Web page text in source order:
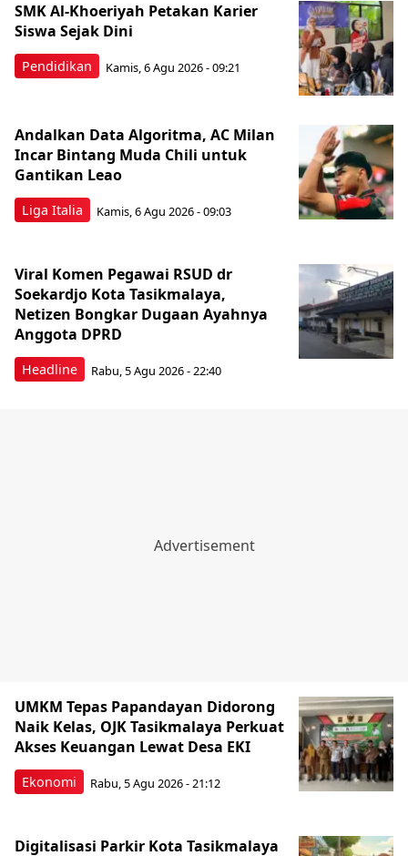
Pendidikan
SMK Al-Khoeriyah Petakan Karier
Siswa Sejak Dini
Kamis, 6 Agu 2026 - 09:21
Liga Italia
Andalkan Data Algoritma, AC Milan
Incar Bintang Muda Chili untuk
Gantikan Leao
Kamis, 6 Agu 2026 - 09:03
Headline
Viral Komen Pegawai RSUD dr
Soekardjo Kota Tasikmalaya,
Netizen Bongkar Dugaan Ayahnya
Anggota DPRD
Rabu, 5 Agu 2026 - 22:40
Ekonomi
UMKM Tepas Papandayan Didorong
Naik Kelas, OJK Tasikmalaya Perkuat
Akses Keuangan Lewat Desa EKI
Rabu, 5 Agu 2026 - 21:12
Digitalisasi Parkir Kota Tasikmalaya